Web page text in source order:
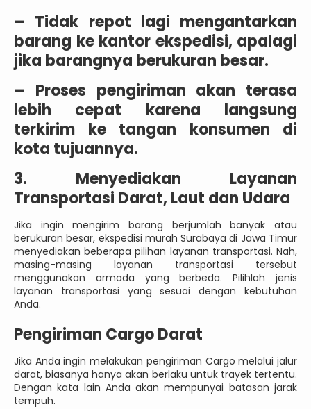
– Tidak repot lagi mengantarkan
barang ke kantor ekspedisi, apalagi
jika barangnya berukuran besar.
– Proses pengiriman akan terasa
lebih cepat karena langsung
terkirim ke tangan konsumen di
kota tujuannya.
3. Menyediakan Layanan
Transportasi Darat, Laut dan Udara
Jika ingin mengirim barang berjumlah banyak atau
berukuran besar, ekspedisi murah Surabaya di Jawa Timur
menyediakan beberapa pilihan layanan transportasi. Nah,
masing-masing layanan transportasi tersebut
menggunakan armada yang berbeda. Pilihlah jenis
layanan transportasi yang sesuai dengan kebutuhan
Anda.
Pengiriman Cargo Darat
Jika Anda ingin melakukan pengiriman Cargo melalui jalur
darat, biasanya hanya akan berlaku untuk trayek tertentu.
Dengan kata lain Anda akan mempunyai batasan jarak
tempuh.